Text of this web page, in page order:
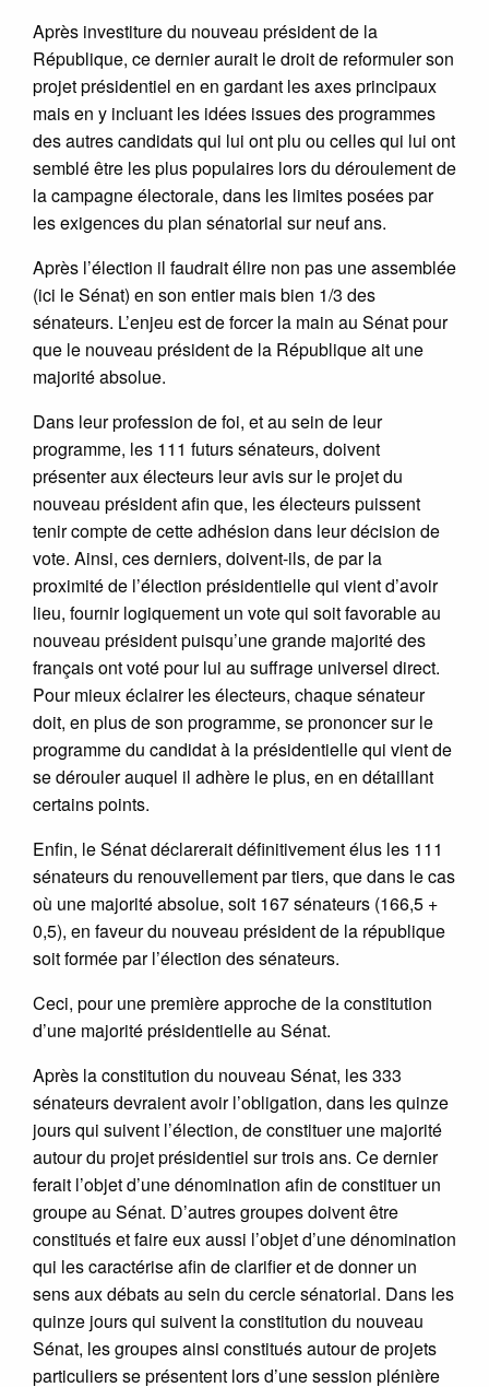
Après investiture du nouveau président de la
République, ce dernier aurait le droit de reformuler son
projet présidentiel en en gardant les axes principaux
mais en y incluant les idées issues des programmes
des autres candidats qui lui ont plu ou celles qui lui ont
semblé être les plus populaires lors du déroulement de
la campagne électorale, dans les limites posées par
les exigences du plan sénatorial sur neuf ans.
Après l’élection il faudrait élire non pas une assemblée
(ici le Sénat) en son entier mais bien 1/3 des
sénateurs. L’enjeu est de forcer la main au Sénat pour
que le nouveau président de la République ait une
majorité absolue.
Dans leur profession de foi, et au sein de leur
programme, les 111 futurs sénateurs, doivent
présenter aux électeurs leur avis sur le projet du
nouveau président afin que, les électeurs puissent
tenir compte de cette adhésion dans leur décision de
vote. Ainsi, ces derniers, doivent-ils, de par la
proximité de l’élection présidentielle qui vient d’avoir
lieu, fournir logiquement un vote qui soit favorable au
nouveau président puisqu’une grande majorité des
français ont voté pour lui au suffrage universel direct.
Pour mieux éclairer les électeurs, chaque sénateur
doit, en plus de son programme, se prononcer sur le
programme du candidat à la présidentielle qui vient de
se dérouler auquel il adhère le plus, en en détaillant
certains points.
Enfin, le Sénat déclarerait définitivement élus les 111
sénateurs du renouvellement par tiers, que dans le cas
où une majorité absolue, soit 167 sénateurs (166,5 +
0,5), en faveur du nouveau président de la république
soit formée par l’élection des sénateurs.
Ceci, pour une première approche de la constitution
d’une majorité présidentielle au Sénat.
Après la constitution du nouveau Sénat, les 333
sénateurs devraient avoir l’obligation, dans les quinze
jours qui suivent l’élection, de constituer une majorité
autour du projet présidentiel sur trois ans. Ce dernier
ferait l’objet d’une dénomination afin de constituer un
groupe au Sénat. D’autres groupes doivent être
constitués et faire eux aussi l’objet d’une dénomination
qui les caractérise afin de clarifier et de donner un
sens aux débats au sein du cercle sénatorial. Dans les
quinze jours qui suivent la constitution du nouveau
Sénat, les groupes ainsi constitués autour de projets
particuliers se présentent lors d’une session plénière